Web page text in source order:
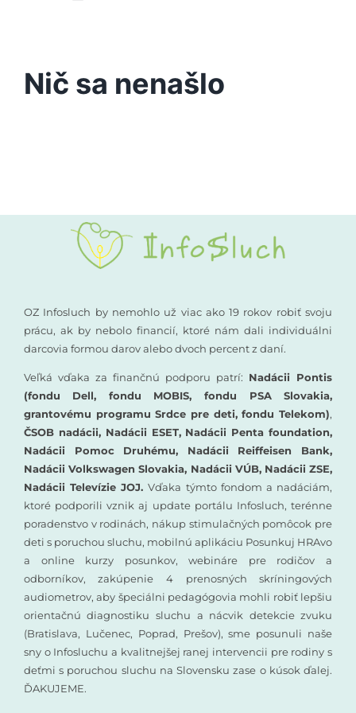
Vyšetrenia sluchu
Rané poradenstvo
Vzdelávanie
Nič sa nenašlo
OZ Infosluch by nemohlo už viac ako 19 rokov robiť svoju
prácu, ak by nebolo financií, ktoré nám dali individuálni
darcovia formou darov alebo dvoch percent z daní.
Veľká vďaka za finančnú podporu patrí: Nadácii Pontis
(fondu Dell, fondu MOBIS, fondu PSA Slovakia,
grantovému programu Srdce pre deti, fondu Telekom),
ČSOB nadácii, Nadácii ESET, Nadácii Penta foundation,
Nadácii Pomoc Druhému, Nadácii Reiffeisen Bank,
Nadácii Volkswagen Slovakia, Nadácii VÚB, Nadácii ZSE,
Nadácii Televízie JOJ.Vďaka týmto fondom a nadáciám,
ktoré podporili vznik aj update portálu Infosluch, terénne
poradenstvo v rodinách, nákup stimulačných pomôcok pre
deti s poruchou sluchu, mobilnú aplikáciu Posunkuj HRAvo
a online kurzy posunkov, webináre pre rodičov a
odborníkov, zakúpenie 4 prenosných skríningových
audiometrov, aby špeciálni pedagógovia mohli robiť lepšiu
orientačnú diagnostiku sluchu a nácvik detekcie zvuku
(Bratislava, Lučenec, Poprad, Prešov), sme posunuli naše
sny o Infosluchu a kvalitnejšej ranej intervencii pre rodiny s
deťmi s poruchou sluchu na Slovensku zase o kúsok ďalej.
ĎAKUJEME.